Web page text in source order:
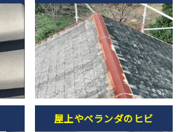
屋上やベランダのヒビ